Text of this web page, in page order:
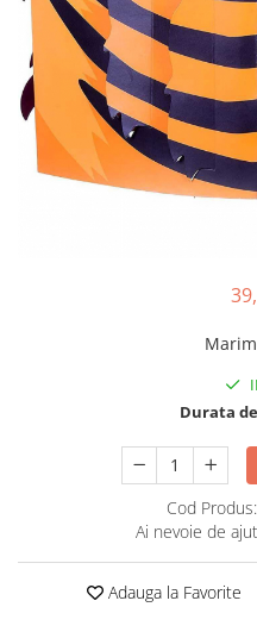
Durata
Cod Produs:
Ai nevoie de
Adauga la Favorite